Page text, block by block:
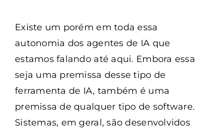
Existe um porém em toda essa
autonomia dos agentes de IA que
estamos falando até aqui. Embora essa
seja uma premissa desse tipo de
ferramenta de IA, também é uma
premissa de qualquer tipo de software.
Sistemas, em geral, são desenvolvidos